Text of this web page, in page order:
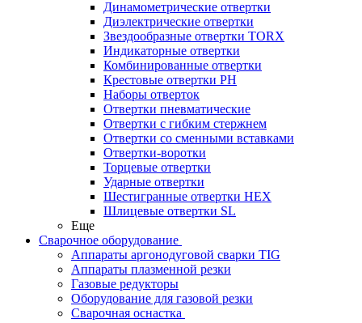
Динамометрические отвертки
Диэлектрические отвертки
Звездообразные отвертки TORX
Индикаторные отвертки
Комбинированные отвертки
Крестовые отвертки PH
Наборы отверток
Отвертки пневматические
Отвертки с гибким стержнем
Отвертки со сменными вставками
Отвертки-воротки
Торцевые отвертки
Ударные отвертки
Шестигранные отвертки HEX
Шлицевые отвертки SL
Еще
Сварочное оборудование
Аппараты аргонодуговой сварки TIG
Аппараты плазменной резки
Газовые редукторы
Оборудование для газовой резки
Сварочная оснастка